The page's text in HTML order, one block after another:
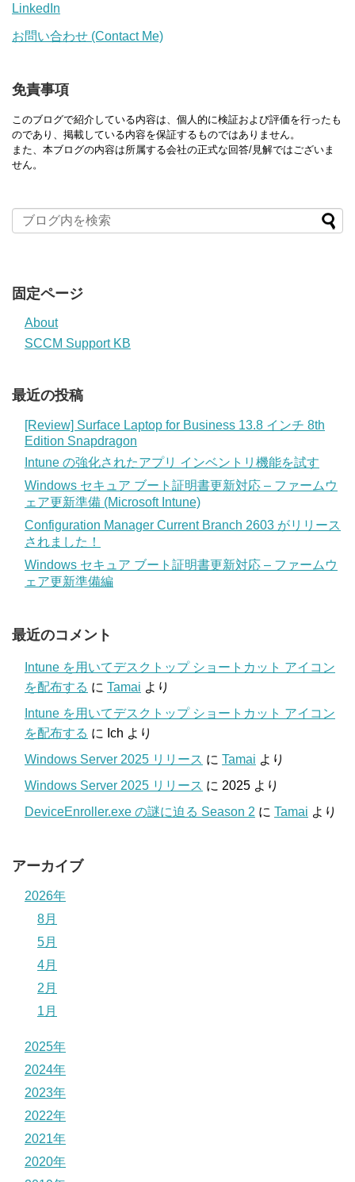
LinkedIn
お問い合わせ (Contact Me)
免責事項
このブログで紹介している内容は、個人的に検証および評価を行ったも
のであり、掲載している内容を保証するものではありません。
また、本ブログの内容は所属する会社の正式な回答/見解ではございま
せん。
固定ページ
About
SCCM Support KB
最近の投稿
[Review] Surface Laptop for Business 13.8 インチ 8th
Edition Snapdragon
Intune の強化されたアプリ インベントリ機能を試す
Windows セキュア ブート証明書更新対応 – ファームウ
ェア更新準備 (Microsoft Intune)
Configuration Manager Current Branch 2603 がリリース
されました！
Windows セキュア ブート証明書更新対応 – ファームウ
ェア更新準備編
最近のコメント
Intune を用いてデスクトップ ショートカット アイコン
を配布する に Tamai より
Intune を用いてデスクトップ ショートカット アイコン
を配布する に Ich より
Windows Server 2025 リリース に Tamai より
Windows Server 2025 リリース に 2025 より
DeviceEnroller.exe の謎に迫る Season 2 に Tamai より
アーカイブ
2026年
8月
5月
4月
2月
1月
2025年
2024年
2023年
2022年
2021年
2020年